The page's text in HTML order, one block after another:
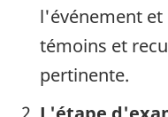
l'événement et
témoins et
pertinente.